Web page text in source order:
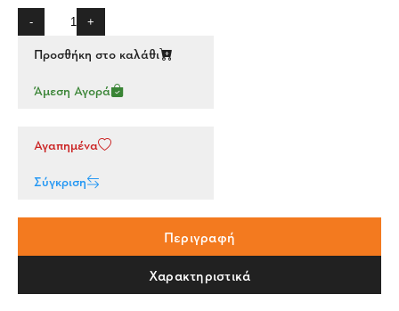
- +
Προσθήκη στο καλάθι
Άμεση Αγορά
Αγαπημένα
Σύγκριση
Περιγραφή
Χαρακτηριστικά